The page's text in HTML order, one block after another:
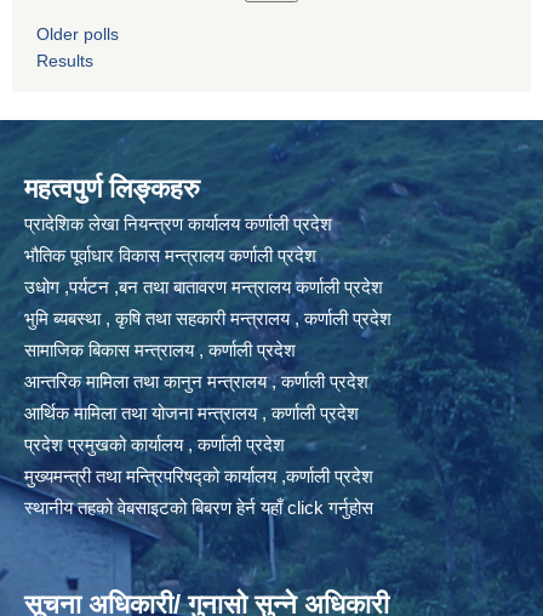
Older polls
Results
महत्वपुर्ण लिङ्कहरु
प्रादेशिक लेखा नियन्त्रण कार्यालय कर्णाली प्रदेश
भौतिक पूर्वाधार विकास मन्त्रालय कर्णाली प्रदेश
उधोग ,पर्यटन ,बन तथा बातावरण मन्त्रालय कर्णाली प्रदेश
भुमि ब्यबस्था , कृषि तथा सहकारी मन्त्रालय , कर्णाली प्रदेश
सामाजिक बिकास मन्त्रालय , कर्णाली प्रदेश
आन्तरिक मामिला तथा कानुन मन्त्रालय , कर्णाली प्रदेश
आर्थिक मामिला तथा योजना मन्त्रालय , कर्णाली प्रदेश
प्रदेश प्रमुखको कार्यालय , कर्णाली प्रदेश
मुख्यमन्त्री तथा मन्त्रिपरिषद्को कार्यालय ,कर्णाली प्रदेश
स्थानीय तहको वेबसाइटको बिबरण हेर्न यहाँ click गर्नुहोस
सूचना अधिकारी/ गुनासो सुन्ने अधिकारी